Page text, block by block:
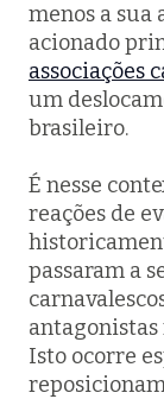
menos a sua
acionado
associações
um
brasileiro.
É nesse
reações de
passaram a
Isto ocorre